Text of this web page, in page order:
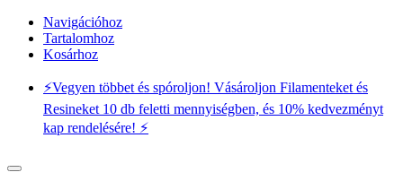
Navigációhoz
Tartalomhoz
Kosárhoz
⚡️Vegyen többet és spóroljon! Vásároljon Filamenteket és
Resineket 10 db feletti mennyiségben, és 10% kedvezményt
kap rendelésére! ⚡️